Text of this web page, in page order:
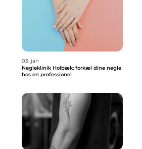
03. jan
Negleklinik Holbæk: forkæl dine negle
hos en professionel